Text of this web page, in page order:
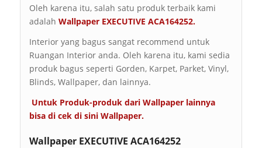
Oleh karena itu, salah satu produk terbaik kami
adalah Wallpaper EXECUTIVE ACA164252.
Interior yang bagus sangat recommend untuk
Ruangan Interior anda. Oleh karena itu, kami sedia
produk bagus seperti Gorden, Karpet, Parket, Vinyl,
Blinds, Wallpaper, dan lainnya.
Untuk Produk-produk dari Wallpaper lainnya
bisa di cek di sini Wallpaper.
Wallpaper EXECUTIVE ACA164252